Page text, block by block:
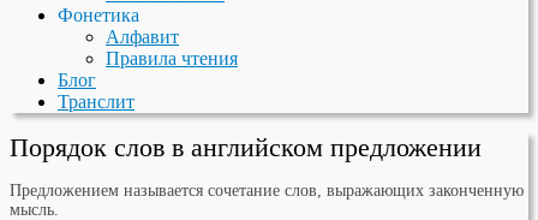
Фонетика
Алфавит
Правила чтения
Блог
Транслит
Порядок слов в английском предложении
Предложением называется сочетание слов, выражающих законченную
мысль.